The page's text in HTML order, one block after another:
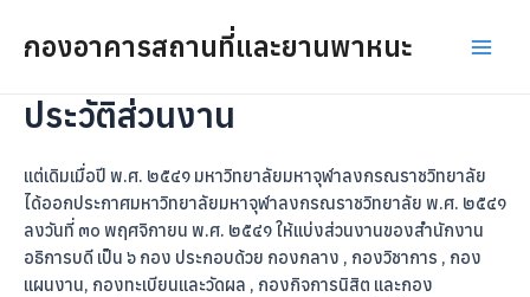
กองอาคารสถานที่และยานพาหนะ
ประวัติส่วนงาน
แต่เดิมเมื่อปี พ.ศ. ๒๕๔๑ มหาวิทยาลัยมหาจุฬาลงกรณราชวิทยาลัย
ได้ออกประกาศมหาวิทยาลัยมหาจุฬาลงกรณราชวิทยาลัย พ.ศ. ๒๕๔๑
ลงวันที่ ๓๐ พฤศจิกายน พ.ศ. ๒๕๔๑ ให้แบ่งส่วนงานของสำนักงาน
อธิการบดี เป็น ๖ กอง ประกอบด้วย กองกลาง , กองวิชาการ , กอง
แผนงาน, กองทะเบียนและวัดผล , กองกิจการนิสิต และกอง